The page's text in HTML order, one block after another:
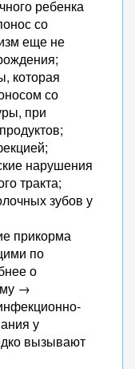
ребенка
со
еще не
которая
со
при
нарушения
тракта;
зубов у
прикорма
по
о
→
у
вызывают